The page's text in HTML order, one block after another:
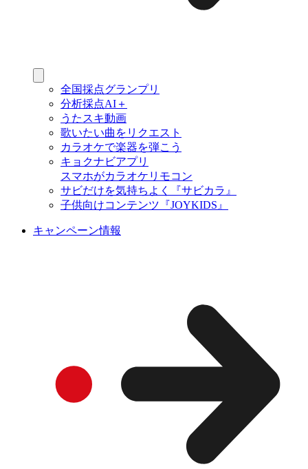
全国採点グランプリ
分析採点AI＋
うたスキ動画
歌いたい曲をリクエスト
カラオケで楽器を弾こう
キョクナビアプリ
スマホがカラオケリモコン
サビだけを気持ちよく『サビカラ』
子供向けコンテンツ『JOYKIDS』
キャンペーン情報